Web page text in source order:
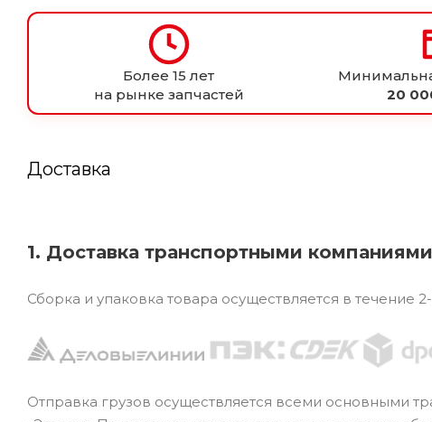
Более 15 лет
на рынке запчастей
20
Доставка
1. Доставка транспортными
Сборка и упаковка товара осуществляется в течение
Отправка грузов осуществляется всеми основными